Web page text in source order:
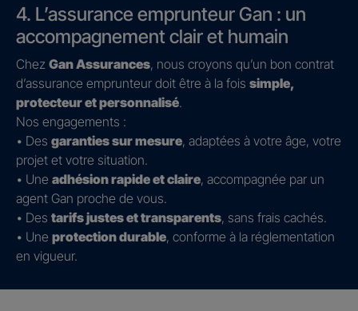
4. L’assurance emprunteur Gan : un
accompagnement clair et humain
Chez Gan Assurances, nous croyons qu’un bon contrat
d’assurance emprunteur doit être à la fois simple,
protecteur et personnalisé.
Nos engagements :
• Des garanties sur mesure, adaptées à votre âge, votre
projet et votre situation.
• Une adhésion rapide et claire, accompagnée par un
agent Gan proche de vous.
• Des tarifs justes et transparents, sans frais cachés.
• Une protection durable, conforme à la réglementation
en vigueur.